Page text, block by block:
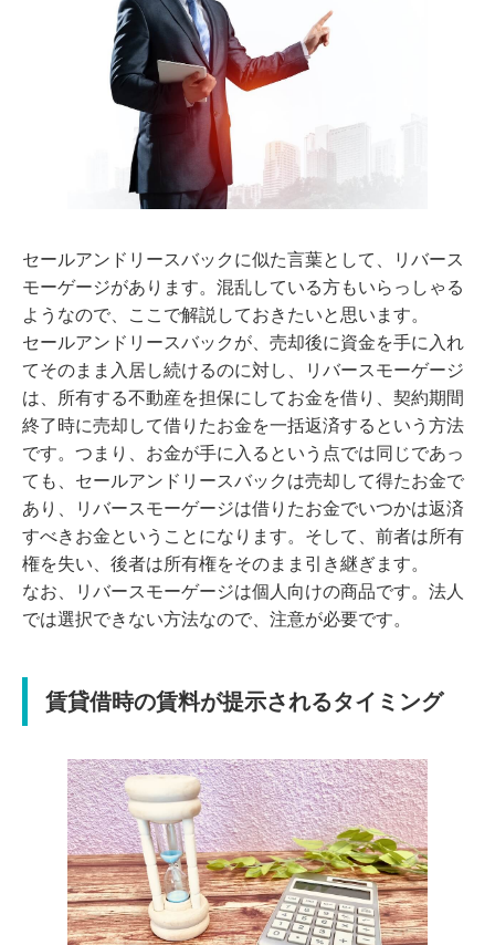
セールアンドリースバックに似た言葉として、リバース
モーゲージがあります。混乱している方もいらっしゃる
ようなので、ここで解説しておきたいと思います。
セールアンドリースバックが、売却後に資金を手に入れ
てそのまま入居し続けるのに対し、リバースモーゲージ
は、所有する不動産を担保にしてお金を借り、契約期間
終了時に売却して借りたお金を一括返済するという方法
です。つまり、お金が手に入るという点では同じであっ
ても、セールアンドリースバックは売却して得たお金で
あり、リバースモーゲージは借りたお金でいつかは返済
すべきお金ということになります。そして、前者は所有
権を失い、後者は所有権をそのまま引き継ぎます。
なお、リバースモーゲージは個人向けの商品です。法人
では選択できない方法なので、注意が必要です。
賃貸借時の賃料が提示されるタイミング